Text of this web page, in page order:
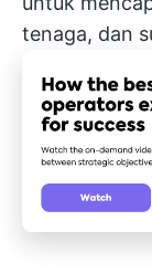
tenaga, dan